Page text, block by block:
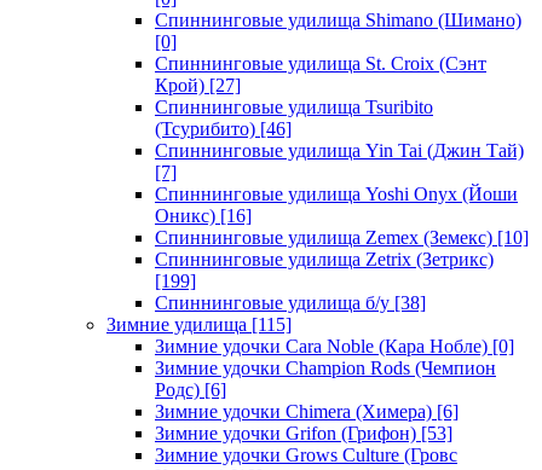
Спиннинговые удилища Shimano (Шимано)
[0]
Спиннинговые удилища St. Croix (Сэнт
Крой) [27]
Спиннинговые удилища Tsuribito
(Тсурибито) [46]
Спиннинговые удилища Yin Tai (Джин Тай)
[7]
Спиннинговые удилища Yoshi Onyx (Йоши
Оникс) [16]
Спиннинговые удилища Zemex (Земекс) [10]
Спиннинговые удилища Zetrix (Зетрикс)
[199]
Спиннинговые удилища б/у [38]
Зимние удилища [115]
Зимние удочки Cara Noble (Кара Нобле) [0]
Зимние удочки Champion Rods (Чемпион
Родс) [6]
Зимние удочки Chimera (Химера) [6]
Зимние удочки Grifon (Грифон) [53]
Зимние удочки Grows Culture (Гровс